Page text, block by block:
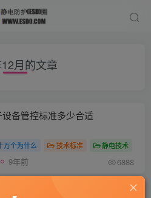
月的文章
设备管控标准多少合适
万个为什么 技术标准 静电技术
9年前 6888